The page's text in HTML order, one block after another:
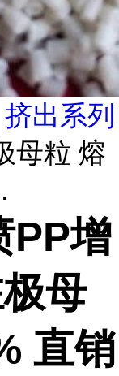
挤出系列
母粒 熔
PP增
母
直销